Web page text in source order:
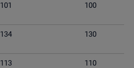
101 100
134 130
113 110